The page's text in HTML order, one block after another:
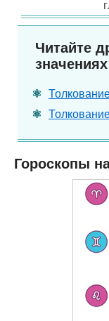
Читайте
Гороскопы